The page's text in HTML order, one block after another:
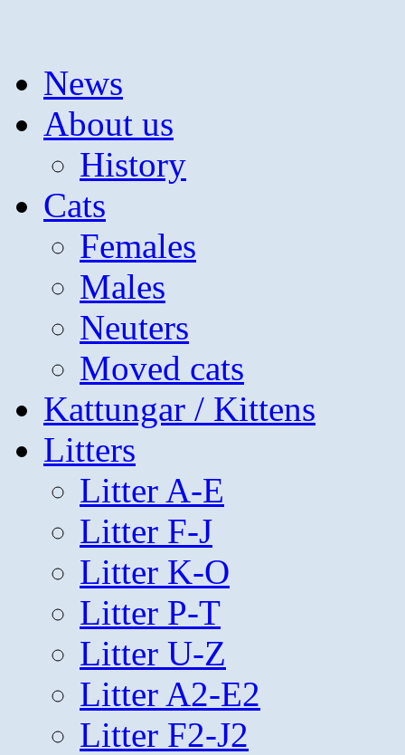
Hoppa
till
innehållNews
About us
History
Cats
Females
Males
Neuters
Moved cats
Kattungar / Kittens
Litters
Litter A-E
Litter F-J
Litter K-O
Litter P-T
Litter U-Z
Litter A2-E2
Litter F2-J2